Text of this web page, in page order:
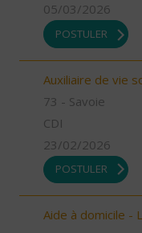
05/03/2026
POSTULER
Auxiliaire de vie
73 - Savoie
CDI
23/02/2026
POSTULER
Aide à domicile -